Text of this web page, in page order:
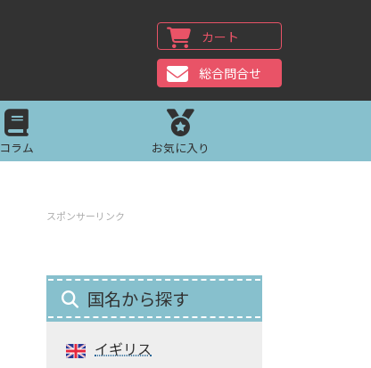
カート
総合問合せ
コラム お気に入り
スポンサーリンク
国名から探す
イギリス